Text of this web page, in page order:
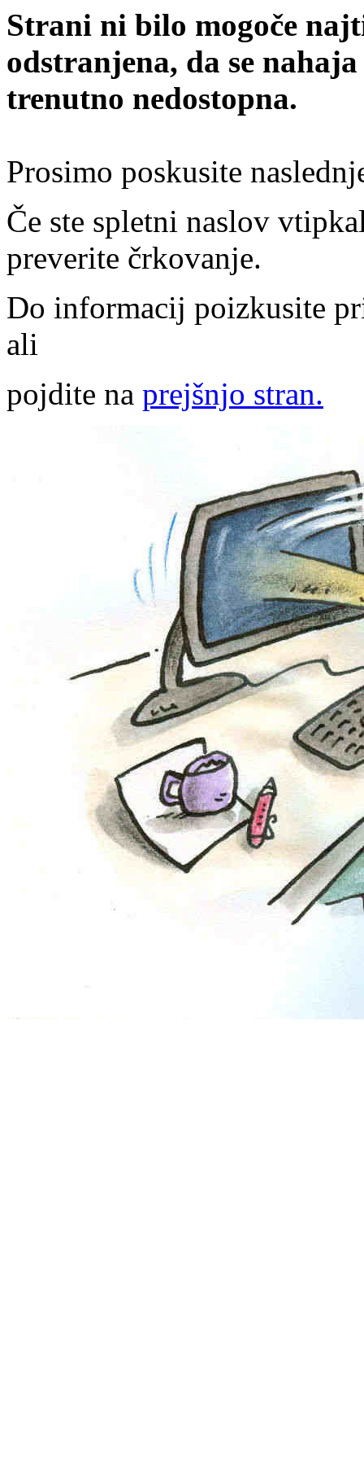
Strani ni bilo mogoče
odstranjena, da se
trenutno nedostopna.
Prosimo poskusite
Če ste spletni naslov
preverite črkovanje.
Do informacij poizkusite
ali
pojdite na prejšnjo stran.